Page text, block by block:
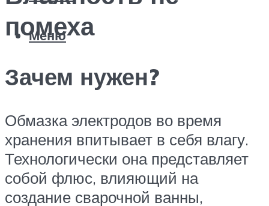
Меню
помеха
Зачем нужен?
Обмазка электродов во время
хранения впитывает в себя влагу.
Технологически она представляет
собой флюс, влияющий на
создание сварочной ванны,